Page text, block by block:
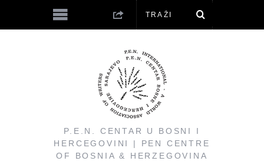
P.E.N. CENTAR U BOSNI I
HERCEGOVINI | PEN CENTRE
OF BOSNIA & HERZEGOVINA